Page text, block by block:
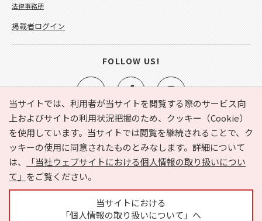
当サイトでは、利用者が当サイトを閲覧する際のサービス向
上およびサイトの利用状況把握のため、クッキー（Cookie）
を使用しています。当サイトでは閲覧を継続されることで、ク
ッキーの使用に同意されたものとみなします。詳細について
は、
「当社ウェブサイトにおける個人情報の取り扱いについ
て」 をご覧ください。
当サイトにおける
「個人情報の取り扱いについて」へ
e-NAVITA（イーナビタ）とは？ お気に入り
ヘルプ
利用規約
個人情報の取り扱いについて
運営会社
サイトマップ
広告掲載に関するお問い合わせ
法律事務所
掲載者ログイン
FOLLOW US!